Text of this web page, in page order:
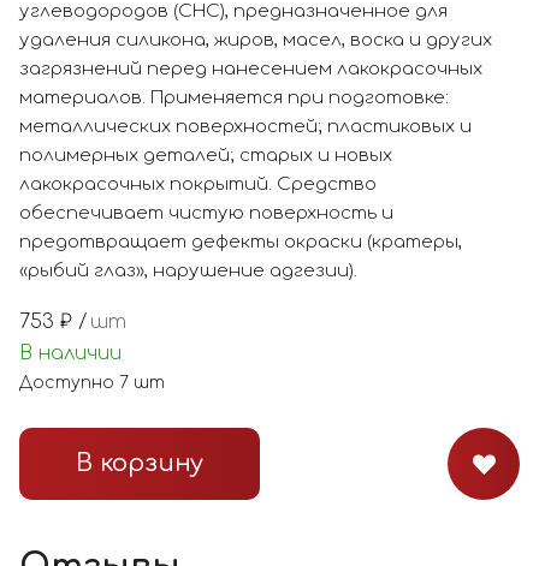
углеводородов (CHC), предназначенное для
удаления силикона, жиров, масел, воска и других
загрязнений перед нанесением лакокрасочных
материалов. Применяется при подготовке:
металлических поверхностей; пластиковых и
полимерных деталей; старых и новых
лакокрасочных покрытий. Средство
обеспечивает чистую поверхность и
предотвращает дефекты окраски (кратеры,
«рыбий глаз», нарушение адгезии).
753 ₽ / шт
В наличии
Доступно 7 шт
В корзину